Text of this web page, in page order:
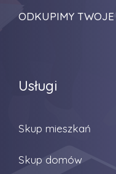
ODKUPIMY
Usługi
Skup mieszkań
Skup domów